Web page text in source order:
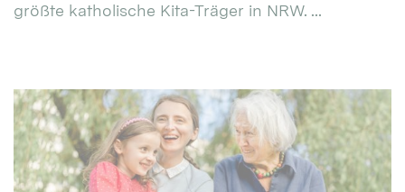
größte katholische Kita-Träger in NRW. ...